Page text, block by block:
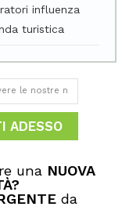
influenza
turistica
ADESSO
unaNUOVA
da